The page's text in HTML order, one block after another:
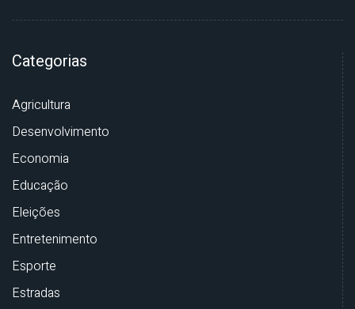
Categorias
Agricultura
Desenvolvimento
Economia
Educação
Eleições
Entretenimento
Esporte
Estradas